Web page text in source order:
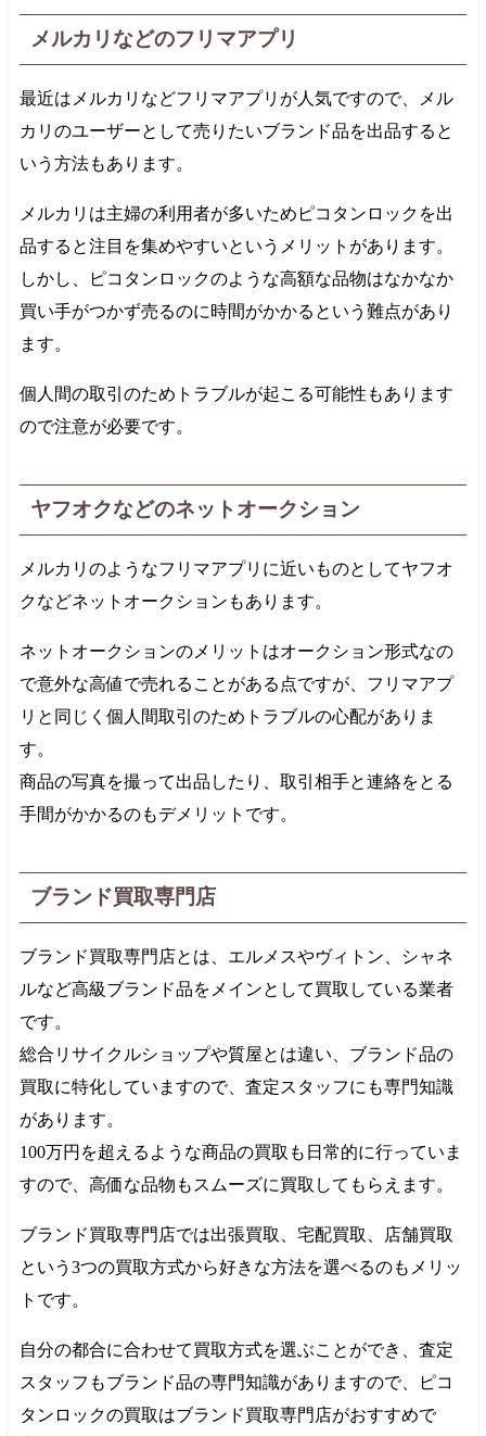
メルカリなどのフリマアプリ
最近はメルカリなどフリマアプリが人気ですので、メル
カリのユーザーとして売りたいブランド品を出品すると
いう方法もあります。
メルカリは主婦の利用者が多いためピコタンロックを出
品すると注目を集めやすいというメリットがあります。
しかし、ピコタンロックのような高額な品物はなかなか
買い手がつかず売るのに時間がかかるという難点があり
ます。
個人間の取引のためトラブルが起こる可能性もあります
ので注意が必要です。
ヤフオクなどのネットオークション
メルカリのようなフリマアプリに近いものとしてヤフオ
クなどネットオークションもあります。
ネットオークションのメリットはオークション形式なの
で意外な高値で売れることがある点ですが、フリマアプ
リと同じく個人間取引のためトラブルの心配がありま
す。
商品の写真を撮って出品したり、取引相手と連絡をとる
手間がかかるのもデメリットです。
ブランド買取専門店
ブランド買取専門店とは、エルメスやヴィトン、シャネ
ルなど高級ブランド品をメインとして買取している業者
です。
総合リサイクルショップや質屋とは違い、ブランド品の
買取に特化していますので、査定スタッフにも専門知識
があります。
100万円 を超えるような商品の買取も日常的に行っていま
すので、高価な品物もスムーズに買取してもらえます。
ブランド買取専門店では出張買取、宅配買取、店舗買取
という3つの買取方式から好きな方法を選べるのもメリッ
トです。
自分の都合に合わせて買取方式を選ぶことができ、査定
スタッフもブランド品の専門知識がありますので、ピコ
タンロックの買取はブランド買取専門店がおすすめで